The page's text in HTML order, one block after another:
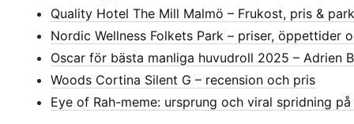
Quality Hotel The Mill Malmö – Frukost, pris &
Nordic Wellness Folkets Park – priser, öppettider
Oscar för bästa manliga huvudroll 2025 – Adrien
Woods Cortina Silent G – recension och pris
Eye of Rah-meme: ursprung och viral spridning på